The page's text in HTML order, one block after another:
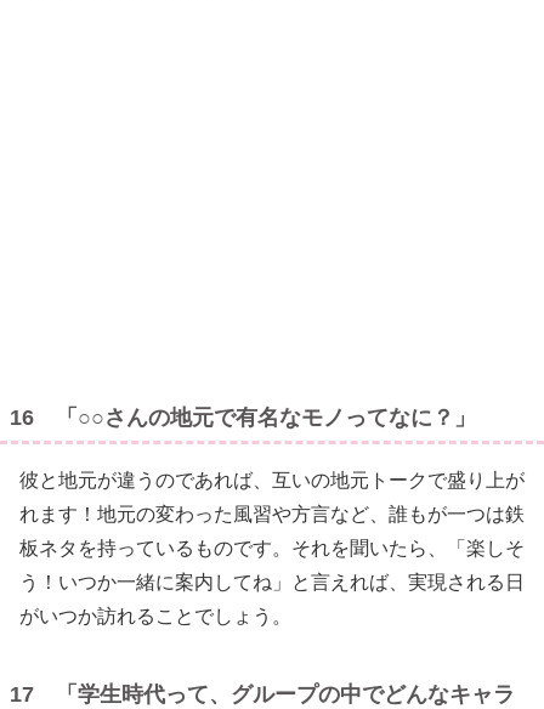
16 「○○さんの地元で有名なモノってなに？」
彼と地元が違うのであれば、互いの地元トークで盛り上が
れます！地元の変わった風習や方言など、誰もが一つは鉄
板ネタを持っているものです。それを聞いたら、「楽しそ
う！いつか一緒に案内してね」と言えれば、実現される日
がいつか訪れることでしょう。
17 「学生時代って、グループの中でどんなキャラ